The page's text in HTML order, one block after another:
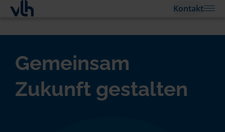
Kontakt
Gemeinsam
Zukunft gestalten